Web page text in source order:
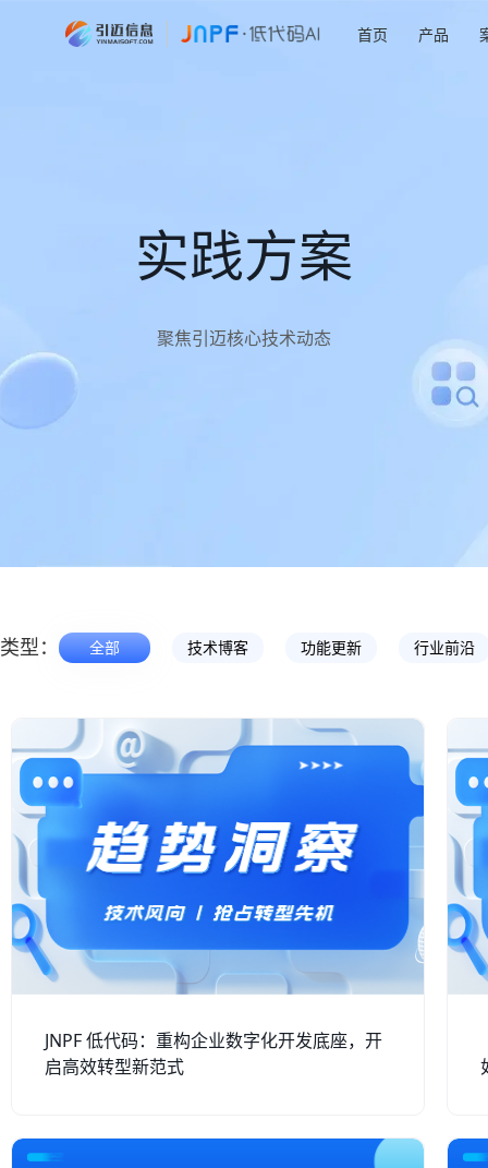
首页 产品
实践方案
聚焦引迈核心技术动态
类型： 全部 技术博客 功能更新 行业前沿
JNPF 低代码：重构企业数字化开发底座，开
启高效转型新范式